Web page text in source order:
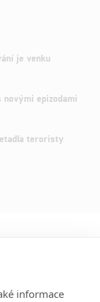
je venku
epizodami
teroristy
informace